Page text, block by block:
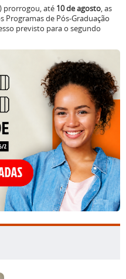
prorrogou, até 10 de agosto, as
Programas de Pós-Graduação
previsto para o segundo